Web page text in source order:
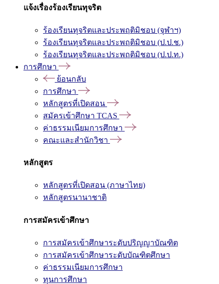
แจ้งเรื่องร้องเรียนทุจริต
ร้องเรียนทุจริตและประพฤติมิชอบ (จุฬาฯ)
ร้องเรียนทุจริตและประพฤติมิชอบ (ป.ป.ช.)
ร้องเรียนทุจริตและประพฤติมิชอบ (ป.ป.ท.)
การศึกษา
ย้อนกลับ
การศึกษา
หลักสูตรที่เปิดสอน
สมัครเข้าศึกษา TCAS
ค่าธรรมเนียมการศึกษา
คณะและสำนักวิชา
หลักสูตร
หลักสูตรที่เปิดสอน (ภาษาไทย)
หลักสูตรนานาชาติ
การสมัครเข้าศึกษา
การสมัครเข้าศึกษาระดับปริญญาบัณฑิต
การสมัครเข้าศึกษาระดับบัณฑิตศึกษา
ค่าธรรมเนียมการศึกษา
ทุนการศึกษา